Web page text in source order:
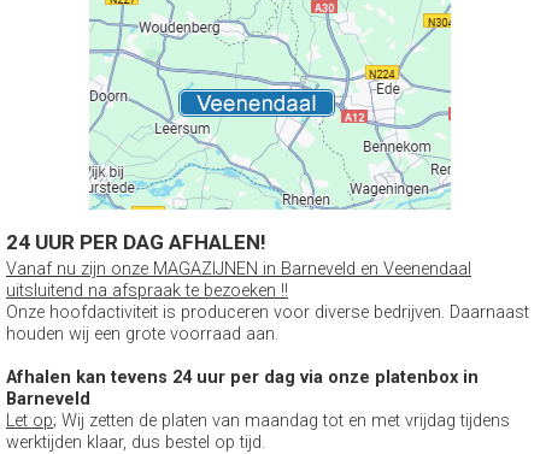
24 UUR PER DAG AFHALEN!
Vanaf nu zijn onze MAGAZIJNEN in Barneveld en Veenendaal
uitsluitend na afspraak te bezoeken !!
Onze hoofdactiviteit is produceren voor diverse bedrijven. Daarnaast
houden wij een grote voorraad aan.
Afhalen kan tevens 24 uur per dag via onze platenbox in
Barneveld
Let op; Wij zetten de platen van maandag tot en met vrijdag tijdens
werktijden klaar, dus bestel op tijd.